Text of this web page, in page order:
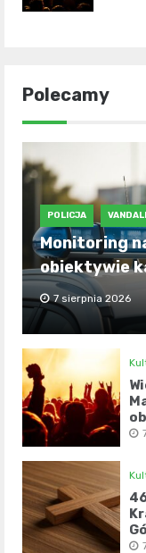
Polecamy
POLICJA
Monitoring
obiektywie
7 sierpnia 2026